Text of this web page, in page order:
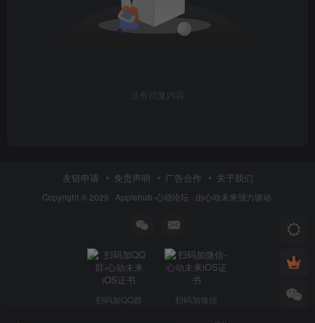
没有回复内容
友链申请 免责声明 广告合作 关于我们
Copyright © 2025 · Applehub-心动论坛 · 由心动未来强力驱动.
扫码加QQ群 扫码加微信